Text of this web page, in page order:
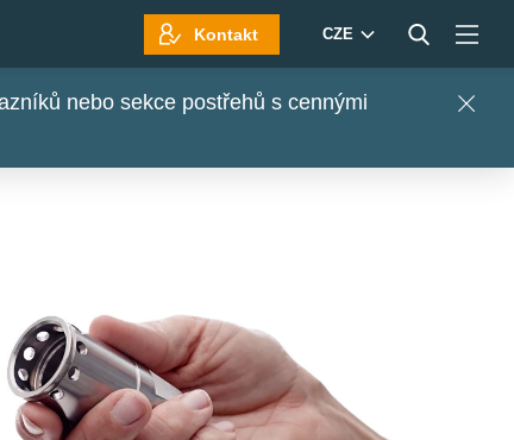
nebo sekce postřehů s cennými
Close
Kontakt CZE